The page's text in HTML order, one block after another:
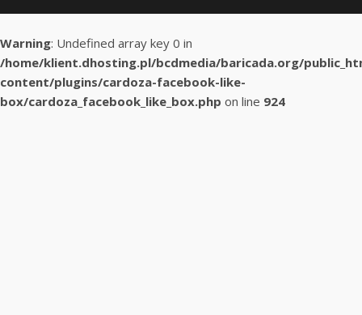
Warning: Undefined array key 0 in
/home/klient.dhosting.pl/bcdmedia/baricada.org/
content/plugins/cardoza-facebook-like-
box/cardoza_facebook_like_box.php on line 924